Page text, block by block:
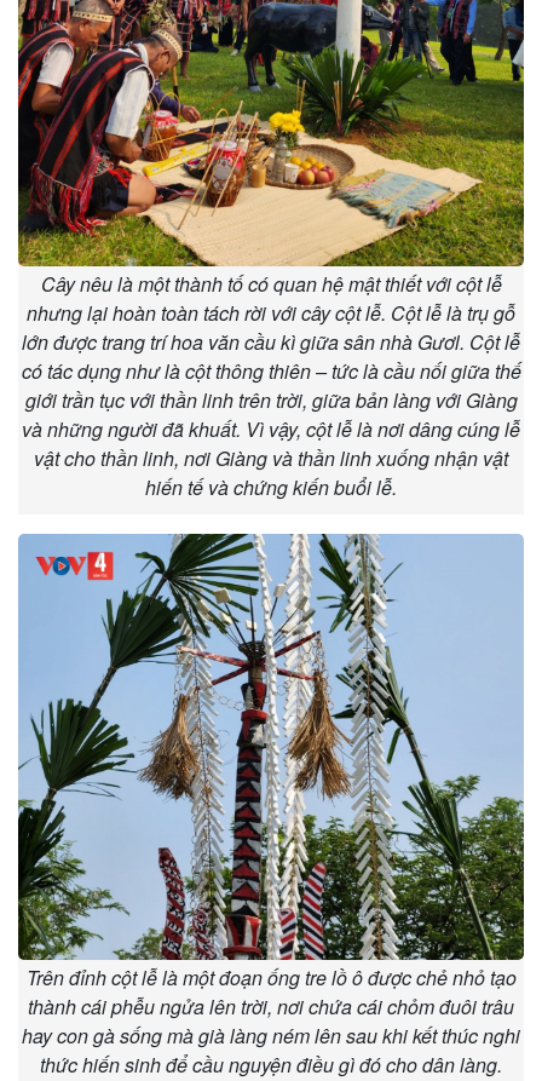
Cây nêu là một thành tố có quan hệ mật thiết với cột lễ
nhưng lại hoàn toàn tách rời với cây cột lễ. Cột lễ là trụ gỗ
lớn được trang trí hoa văn cầu kì giữa sân nhà Gươl. Cột lễ
có tác dụng như là cột thông thiên – tức là cầu nối giữa thế
giới trần tục với thần linh trên trời, giữa bản làng với Giàng
và những người đã khuất. Vì vậy, cột lễ là nơi dâng cúng lễ
vật cho thần linh, nơi Giàng và thần linh xuống nhận vật
hiến tế và chứng kiến buổi lễ.
Trên đỉnh cột lễ là một đoạn ống tre lồ ô được chẻ nhỏ tạo
thành cái phễu ngửa lên trời, nơi chứa cái chỏm đuôi trâu
hay con gà sống mà già làng ném lên sau khi kết thúc nghi
thức hiến sinh để cầu nguyện điều gì đó cho dân làng.